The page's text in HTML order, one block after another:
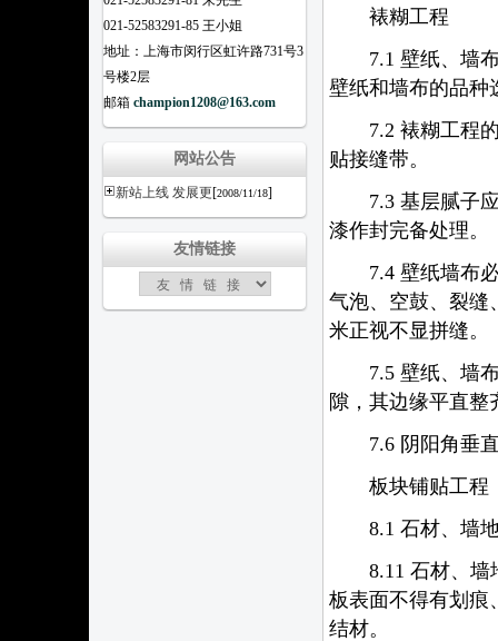
021-52583291-85 王小姐
地址：上海市闵行区虹许路731号3
号楼2层
邮箱 champion1208@163.com
网站公告
新站上线 发展更[2008/11/18]
友情链接
裱糊工程
7.1 壁纸、墙布
壁纸和墙布的品种
7.2 裱糊工程的
贴接缝带。
7.3 基层腻子应
漆作封完备处理。
7.4 壁纸墙布必
气泡、空鼓、裂缝
米正视不显拼缝。
7.5 壁纸、墙布
隙，其边缘平直整
7.6 阴阳角垂直
板块铺贴工程
8.1 石材、墙
8.11 石材、墙地
板表面不得有划痕
结材。